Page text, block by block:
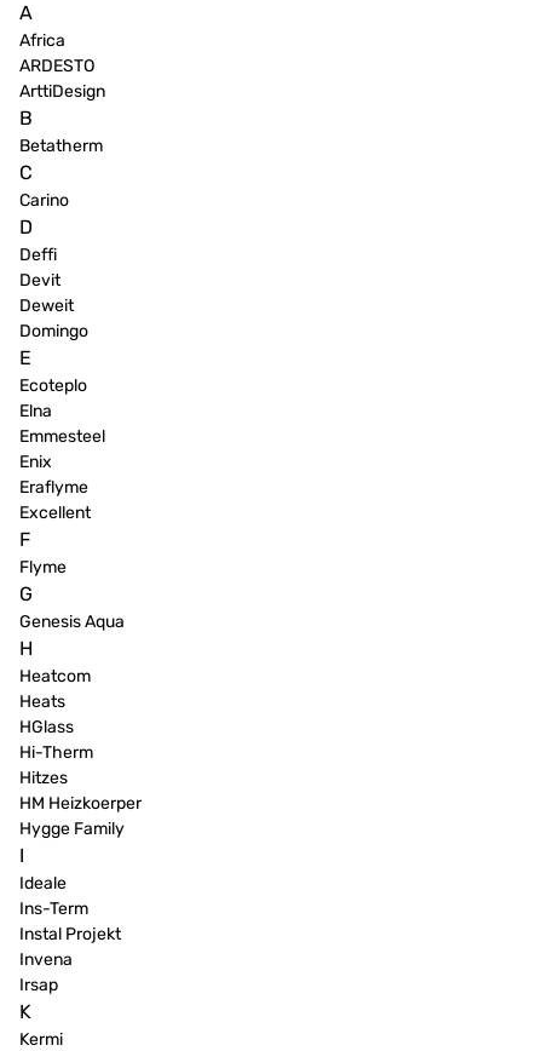
A
Africa
ARDESTO
ArttiDesign
B
Betatherm
C
Carino
D
Deffi
Devit
Deweit
Domingo
E
Ecoteplo
Elna
Emmesteel
Enix
Eraflyme
Excellent
F
Flyme
G
Genesis Aqua
H
Heatcom
Heats
HGlass
Hi-Therm
Hitzes
HM Heizkoerper
Hygge Family
I
Ideale
Ins-Term
Instal Projekt
Invena
Irsap
K
Kermi